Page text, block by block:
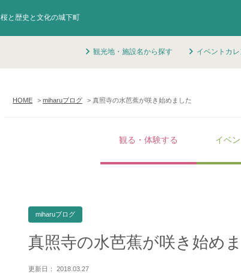
桜と歴史と文化の城下町
観光地・施設名から探す イベントカ
HOME miharuブログ 真照寺の水芭蕉が咲き始めました
観る・体験する イベ
miharuブログ
真照寺の水芭蕉が咲き始め
更新日： 2018.03.27